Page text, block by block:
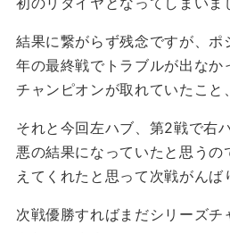
結果に繋がらず残念ですが、ポ
年の最終戦でトラブルが出なか
チャンピオンが取れていたこと、
それと今回左ハブ、第2戦で右
悪の結果になっていたと思う
えてくれたと思って次戦がんば
次戦優勝すればまだシリーズ